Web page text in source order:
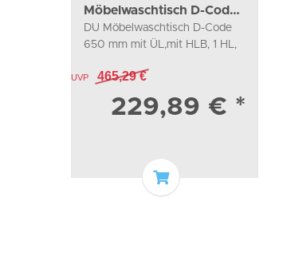
Möbelwaschtisch D-Code
650 mm mit ÜL,
DU Möbelwaschtisch D-Code
650 mm mit ÜL,mit HLB, 1 HL,
UVP 465,29 €
229,89 € *
In den Warenkorb